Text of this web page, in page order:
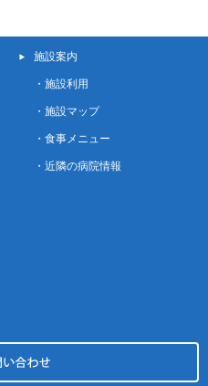
施設案内
・施設利用
・施設マップ
・食事メニュー
・近隣の病院情報